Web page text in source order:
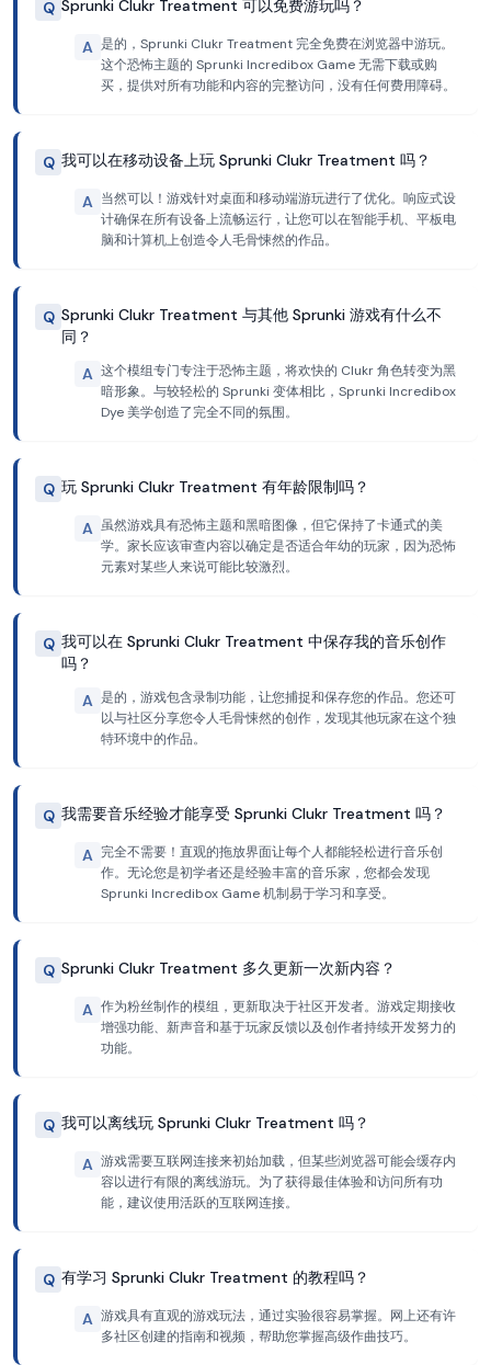
Q Sprunki Clukr Treatment 可以免费游玩吗？
A 是的，Sprunki Clukr Treatment 完全免费在浏览器中游玩。
这个恐怖主题的 Sprunki Incredibox Game 无需下载或购
买，提供对所有功能和内容的完整访问，没有任何费用障碍。
Q 我可以在移动设备上玩 Sprunki Clukr Treatment 吗？
A 当然可以！游戏针对桌面和移动端游玩进行了优化。响应式设
计确保在所有设备上流畅运行，让您可以在智能手机、平板电
脑和计算机上创造令人毛骨悚然的作品。
Q Sprunki Clukr Treatment 与其他 Sprunki 游戏有什么不
同？
A 这个模组专门专注于恐怖主题，将欢快的 Clukr 角色转变为黑
暗形象。与较轻松的 Sprunki 变体相比，Sprunki Incredibox
Dye 美学创造了完全不同的氛围。
Q 玩 Sprunki Clukr Treatment 有年龄限制吗？
A 虽然游戏具有恐怖主题和黑暗图像，但它保持了卡通式的美
学。家长应该审查内容以确定是否适合年幼的玩家，因为恐怖
元素对某些人来说可能比较激烈。
Q 我可以在 Sprunki Clukr Treatment 中保存我的音乐创作
吗？
A 是的，游戏包含录制功能，让您捕捉和保存您的作品。您还可
以与社区分享您令人毛骨悚然的创作，发现其他玩家在这个独
特环境中的作品。
Q 我需要音乐经验才能享受 Sprunki Clukr Treatment 吗？
A 完全不需要！直观的拖放界面让每个人都能轻松进行音乐创
作。无论您是初学者还是经验丰富的音乐家，您都会发现
Sprunki Incredibox Game 机制易于学习和享受。
Q Sprunki Clukr Treatment 多久更新一次新内容？
A 作为粉丝制作的模组，更新取决于社区开发者。游戏定期接收
增强功能、新声音和基于玩家反馈以及创作者持续开发努力的
功能。
Q 我可以离线玩 Sprunki Clukr Treatment 吗？
A 游戏需要互联网连接来初始加载，但某些浏览器可能会缓存内
容以进行有限的离线游玩。为了获得最佳体验和访问所有功
能，建议使用活跃的互联网连接。
Q 有学习 Sprunki Clukr Treatment 的教程吗？
A 游戏具有直观的游戏玩法，通过实验很容易掌握。网上还有许
多社区创建的指南和视频，帮助您掌握高级作曲技巧。